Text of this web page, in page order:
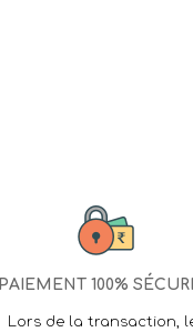
PAIEMENT 100%
Lors de la transaction,